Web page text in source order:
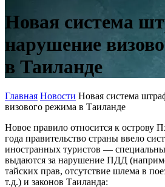
Новая система
нарушение
в Таиланде
Главная Новости Новая система
визового режима в Таиланде
Новое правило относится к острову
года правительство страны ввело
иностранных туристов —
выдаются за нарушение ПДД
тайских прав, отсутствие шлема в
т.д.) и законов Таиланда: